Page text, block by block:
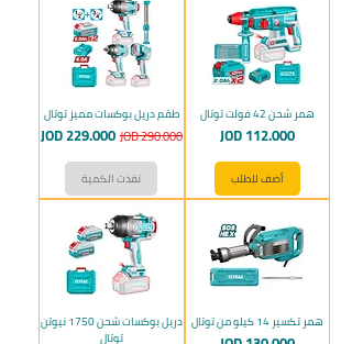
همر شحن 42 فولت توتال
السعر
JOD 112.000
أضف للطلب
طقم دريل بوكسات مميز توتال
سعر عادي
JOD 290.000سعر البيع
JOD 229.000
نفذت الكمية
همر تكسير 14 كيلو من توتال دريل بوكسات شحن 1750 نيوتن
توتال